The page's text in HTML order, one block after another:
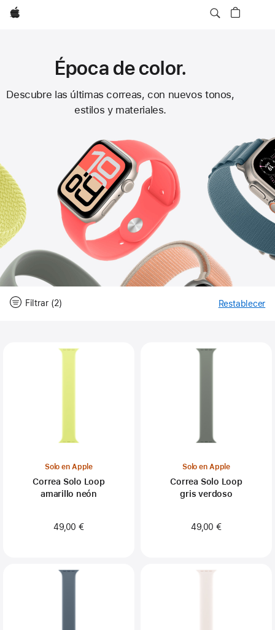
Apple
Correas
el
Apple Watch
Época de color.
Descubre las últimas correas, con nuevos tonos,
estilos y materiales.
Filtrar (2) Restablecer
Solo en Apple
Correa Solo Loop
amarillo neón
49,00 €
Solo en Apple
Correa Solo Loop
gris verdoso
49,00 €